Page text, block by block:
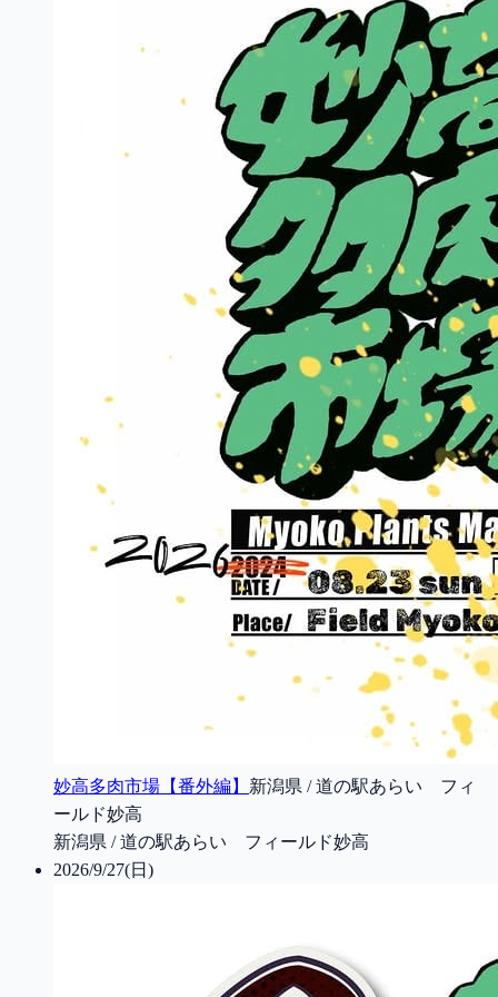
妙高多肉市場【番外編】 新潟県 / 道の駅あらい フィ
ールド妙高
新潟県 / 道の駅あらい フィールド妙高
2026/9/27(日)